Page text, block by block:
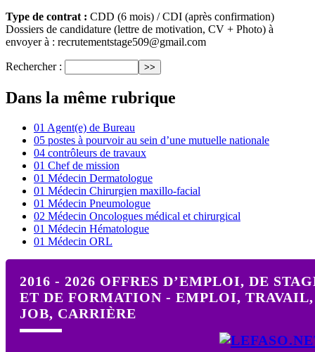
Type de contrat : CDD (6 mois) / CDI (après confirmation)
Dossiers de candidature (lettre de motivation, CV + Photo) à
envoyer à : recrutementstage509@gmail.com
Rechercher :
Dans la même rubrique
01 Agent(e) de Bureau
05 postes à pourvoir au sein d’une mutuelle nationale
04 contrôleurs de travaux
01 Chef de mission
01 Médecin Dermatologue
01 Médecin Chirurgien maxillo-facial
01 Médecin Pneumologue
02 Médecin Oncologues médical et chirurgical
01 Médecin Hématologue
01 Médecin ORL
2016 - 2026 OFFRES D’EMPLOI, DE
ET DE FORMATION - EMPLOI, TRAVAIL,
JOB, CARRIÈRE